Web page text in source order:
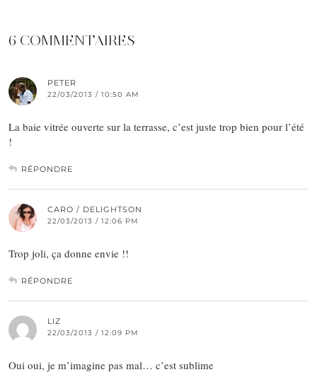
6 COMMENTAIRES
PETER
22/03/2013 / 10:50 AM
La baie vitrée ouverte sur la terrasse, c’est juste trop bien pour l’été
!
RÉPONDRE
CARO / DELIGHTSON
22/03/2013 / 12:06 PM
Trop joli, ça donne envie !!
RÉPONDRE
LIZ
22/03/2013 / 12:09 PM
Oui oui, je m’imagine pas mal… c’est sublime